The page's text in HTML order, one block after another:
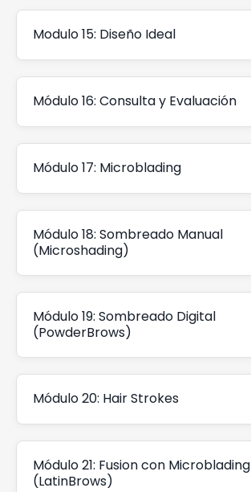
Modulo 15: Diseño Ideal
Módulo 16: Consulta y Evaluación
Módulo 17: Microblading
Módulo 18: Sombreado Manual
(Microshading)
Módulo 19: Sombreado Digital
(PowderBrows)
Módulo 20: Hair Strokes
Módulo 21: Fusion con Microblading
(LatinBrows)